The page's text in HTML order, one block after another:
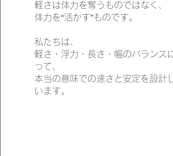
軽さは体力を奪うものではなく、
体力を“活かす”ものです。
私たちは、
軽さ・浮力・長さ・幅のバランス
って、
本当の意味での速さと安定を設計
います。